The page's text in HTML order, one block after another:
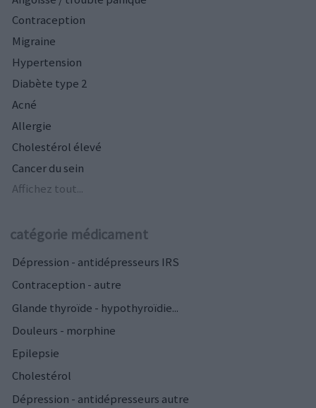
Contraception
Migraine
Hypertension
Diabète type 2
Acné
Allergie
Cholestérol élevé
Cancer du sein
Affichez tout...
catégorie médicament
Dépression - antidépresseurs IRS
Contraception - autre
Glande thyroïde - hypothyroïdie...
Douleurs - morphine
Epilepsie
Cholestérol
Dépression - antidépresseurs autre